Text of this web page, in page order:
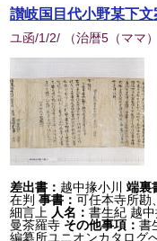
讃岐国目代小野某下文
ユ函/1/2/ （治暦5（ママ
差出書： 越中掾小川 端裏
在判 事書：可任本寺所勘
細言上 人名：書生紀 越中
曼茶羅寺 その他事項：書
編纂所ユニオンカタログ